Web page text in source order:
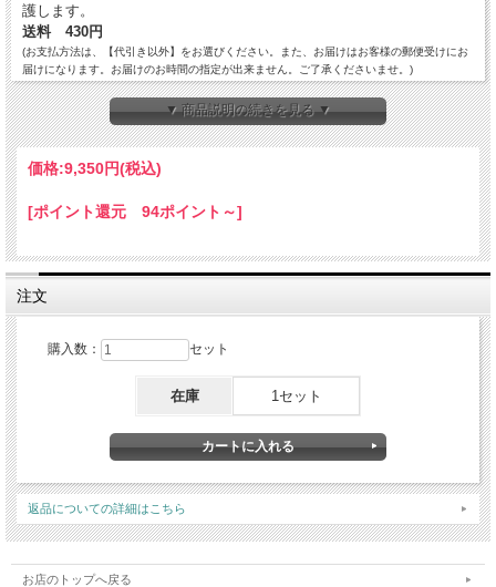
護します。
送料 430円
(お支払方法は、【代引き以外】をお選びください。また、お届けはお客様の郵便受けにお
届けになります。お届けのお時間の指定が出来ません。ご了承くださいませ。)
※お支払方法の【代引き】をご選択の場合は、送料は宅急便になります。送料が1,750円に
なりますので、ご注意くださいませ。▼ 商品説明の続きを見る ▼
価格:9,350円(税込)
[ポイント還元 94ポイント～]
注文
購入数： セット
在庫 1セット
返品についての詳細はこちら
お店のトップへ戻る